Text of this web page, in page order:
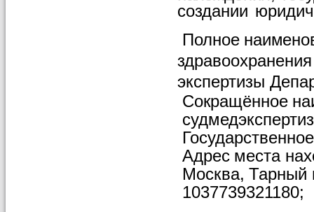
создании
Полное
здравоохранения
экспертизы
Сокращённое
Государственное
Адрес места
Москва, Тарный
1037739321180;